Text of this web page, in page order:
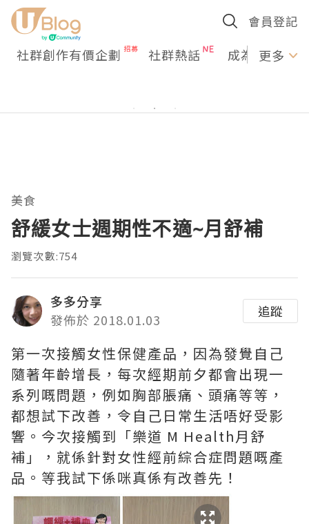
會員登記
社群創作有價企劃 社群熱話 成為U更多
美食
舒緩女士週期性不適~月舒補
瀏覽次數:754
多多分享
發佈於 2018.01.03
追蹤
第一次接觸女性保健產品，因為發覺自己
隨著年齡增長，每次經期前夕都會出現一
系列嘅問題，例如胸部脹痛、頭痛等等，
都想試下改善，令自己日常生活唔好受影
響。今次接觸到「樂道 M Health月舒
補」，就係針對女性經前綜合症問題嘅產
品。等我試下係咪真係有改善先！